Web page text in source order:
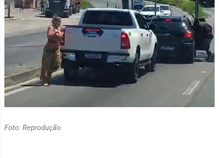
Foto: Reprodução